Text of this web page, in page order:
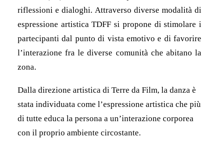
riflessioni e dialoghi. Attraverso diverse modalità di
espressione artistica TDFF si propone di stimolare i
partecipanti dal punto di vista emotivo e di favorire
l’interazione fra le diverse comunità che abitano la
zona.
Dalla direzione artistica di Terre da Film, la danza è
stata individuata come l’espressione artistica che più
di tutte educa la persona a un’interazione corporea
con il proprio ambiente circostante.